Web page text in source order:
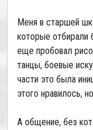
Меня в старшей
которые отбирали
еще пробовал
танцы, боевые
части это была
этого нравилось,
А общение, без